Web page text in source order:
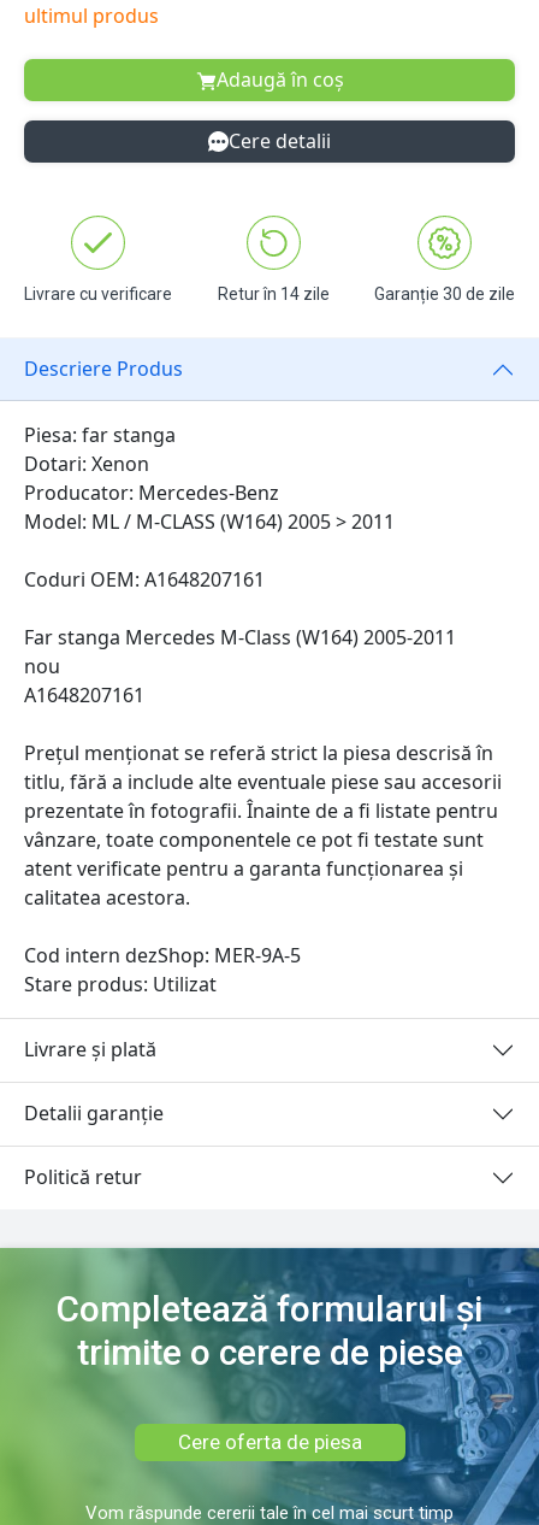
ultimul produs
Adaugă în coș
Cere detalii
Livrare cu verificare Retur în 14 zile Garanție 30 de zile
Descriere Produs
Piesa: far stanga
Dotari: Xenon
Producator: Mercedes-Benz
Model: ML / M-CLASS (W164) 2005 > 2011
Coduri OEM: A1648207161
Far stanga Mercedes M-Class (W164) 2005-2011
nou
A1648207161
Prețul menționat se referă strict la piesa descrisă în
titlu, fără a include alte eventuale piese sau accesorii
prezentate în fotografii. Înainte de a fi listate pentru
vânzare, toate componentele ce pot fi testate sunt
atent verificate pentru a garanta funcționarea și
calitatea acestora.
Cod intern dezShop: MER-9A-5
Stare produs: Utilizat
Livrare și plată
Detalii garanție
Politică retur
Completează formularul și
trimite o cerere de piese
Cere oferta de piesa
Vom răspunde cererii tale în cel mai scurt timp